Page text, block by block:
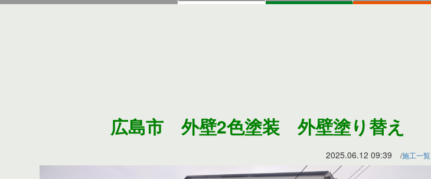
広島市 外壁2色塗装 外壁塗り替え
2025.06.12 09:39 施工一覧